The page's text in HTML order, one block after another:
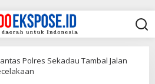
Polres Sekadau Tambal Jalan